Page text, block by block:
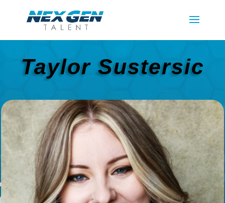
Taylor Sustersic